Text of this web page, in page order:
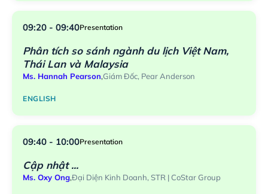
09:20 - 09:40Presentation
Phân tích so sánh ngành du lịch Việt Nam,
Thái Lan và Malaysia
Ms. Hannah Pearson,Giám Đốc, Pear Anderson
ENGLISH
09:40 - 10:00Presentation
Cập nhật ...
Ms. Oxy Ong,Đại Diện Kinh Doanh, STR | CoStar Group